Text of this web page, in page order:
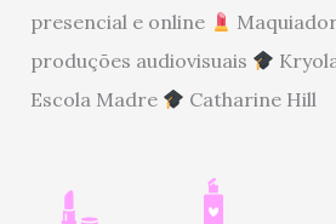
presencial e online
produções audiovisuais
Escola Madre
Catharine Hill